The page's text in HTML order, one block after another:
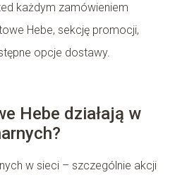
każdym zamówieniem
Hebe, sekcję promocji,
opcje dostawy.
Hebe działają w
w sieci – szczególnie akcji